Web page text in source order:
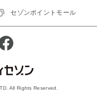
セゾンポイントモール
All Rights Reserved.